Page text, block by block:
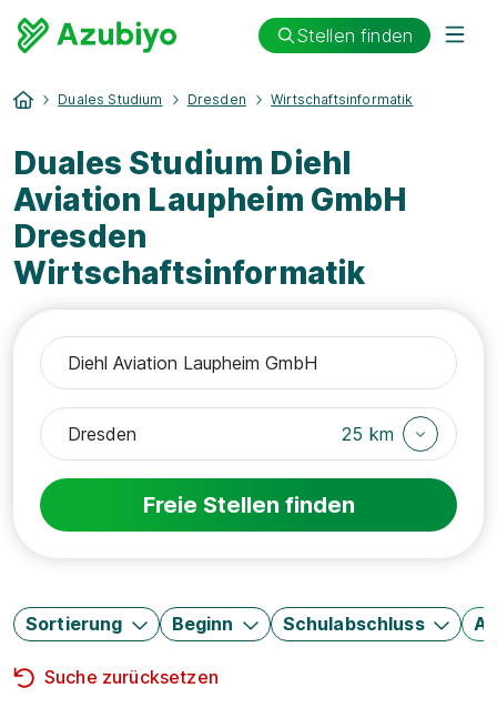
Stellen finden
Duales Studium Dresden Wirtschaftsinformatik
Duales Studium Diehl
Aviation Laupheim GmbH
Dresden
Wirtschaftsinformatik
25 km
Freie Stellen finden
Sortierung Beginn Schulabschluss
Suche zurücksetzen